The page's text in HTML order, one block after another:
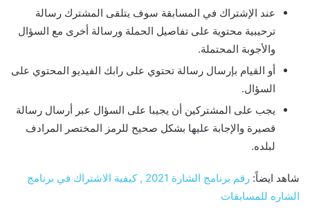
عند الإشتراك في المسابقة سوف يتلقى المشترك رسالة
ترحيبية محتوية على تفاصيل الحملة ورسالة أخرى مع السؤال
والأجوبة المحتملة.
أو القيام بإرسال رسالة تحتوي على رابك الفيديو المحتوي على
السؤال.
يجب على المشتركين أن يجيبا على السؤال عبر أرسال رسالة
قصيرة والإجابة عليها بشكل صحيح للرمز المختصر المرادف
لبلده.
شاهد ايضاً:
رقم برنامج الشارة 2021 , كيفية الاشتراك في برنامج
الشاره للمسابقات